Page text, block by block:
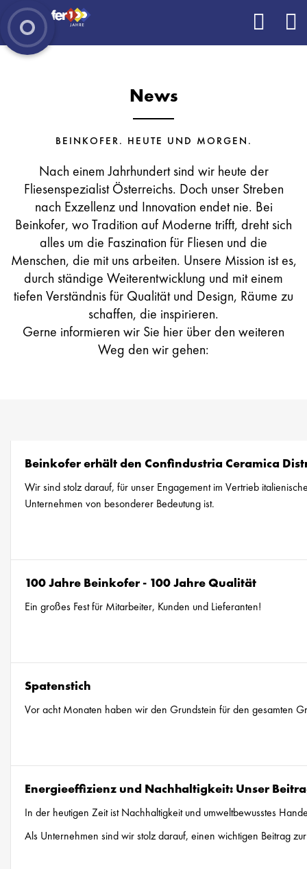
News
BEINKOFER. HEUTE UND MORGEN.
Nach einem Jahrhundert sind wir heute der
Fliesenspezialist Österreichs. Doch unser Streben
nach Exzellenz und Innovation endet nie. Bei
Beinkofer, wo Tradition auf Moderne trifft, dreht sich
alles um die Faszination für Fliesen und die
Menschen, die mit uns arbeiten. Unsere Mission ist es,
durch ständige Weiterentwicklung und mit einem
tiefen Verständnis für Qualität und Design, Räume zu
schaffen, die inspirieren.
Gerne informieren wir Sie hier über den weiteren
Weg den wir gehen:
Beinkofer erhält den Confindustria Ceramica
Wir sind stolz darauf, für unser Engagement im Vertrieb
Unternehmen von besonderer Bedeutung ist.
100 Jahre Beinkofer - 100 Jahre Qualität
Ein großes Fest für Mitarbeiter, Kunden und Lieferanten!
Spatenstich
Vor acht Monaten haben wir den Grundstein für den gesamten
Energieeffizienz und Nachhaltigkeit: Unser
In der heutigen Zeit ist Nachhaltigkeit und umweltbewusstes
Als Unternehmen sind wir stolz darauf, einen wichtigen Beitrag